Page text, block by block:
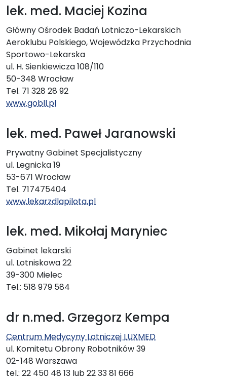
lek. med. Maciej Kozina
Główny Ośrodek Badań Lotniczo-Lekarskich
Aeroklubu Polskiego, Wojewódzka Przychodnia
Sportowo-Lekarska
ul. H. Sienkiewicza 108/110
50-348 Wrocław
Tel. 71 328 28 92
www.gobll.pl
lek. med. Paweł Jaranowski
Prywatny Gabinet Specjalistyczny
ul. Legnicka 19
53-671 Wrocław
Tel. 717475404
www.lekarzdlapilota.pl
lek. med. Mikołaj Maryniec
Gabinet lekarski
ul. Lotniskowa 22
39-300 Mielec
Tel.: 518 979 584
dr n.med. Grzegorz Kempa
Centrum Medycyny Lotniczej LUXMED
ul. Komitetu Obrony Robotników 39
02-148 Warszawa
tel.: 22 450 48 13 lub 22 33 81 666